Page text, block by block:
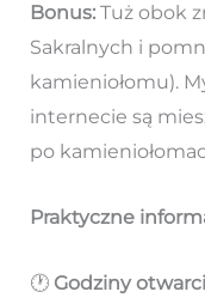
Bonus:Tuż obok
Sakralnych i
kamieniołomu).
internecie są
po
Praktyczne
🕐 Godziny